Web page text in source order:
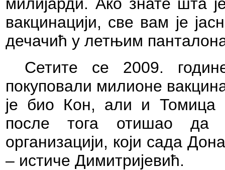
вакцинацији, све вам је
дечачић у летњим
Сетите се 2009.
покуповали милионе
је био Кон, али и Томица
после тога отишао да
организацији, који сада
– истиче Димитријевић.